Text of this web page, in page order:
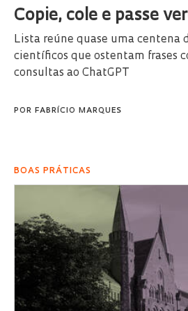
Copie, cole e passe
Lista reúne quase uma centena
científicos que ostentam frases
consultas ao ChatGPT
POR FABRÍCIO MARQUES
BOAS PRÁTICAS